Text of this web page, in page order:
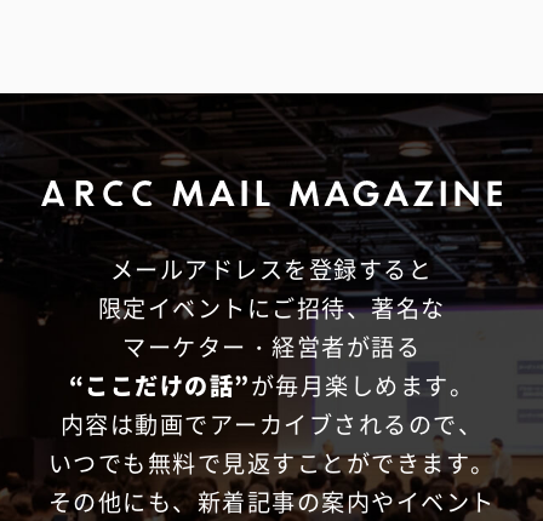
メールアドレスを登録すると
限定イベントにご招待、著名な
マーケター・経営者が語る
“ここだけの話”が毎月楽しめます。
内容は動画でアーカイブされるので、
いつでも無料で見返すことができます。
その他にも、新着記事の案内やイベント